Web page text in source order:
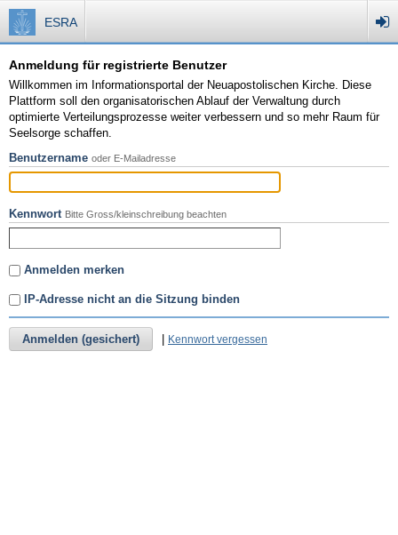
ESRA
Anmeldung für registrierte Benutzer
Willkommen im Informationsportal der Neuapostolischen Kirche. Diese
Plattform soll den organisatorischen Ablauf der Verwaltung durch
optimierte Verteilungsprozesse weiter verbessern und so mehr Raum für
Seelsorge schaffen.
Benutzername oder E-Mailadresse
Kennwort Bitte Gross/kleinschreibung beachten
Anmelden merken
IP-Adresse nicht an die Sitzung binden
Anmelden (gesichert) Kennwort vergessen